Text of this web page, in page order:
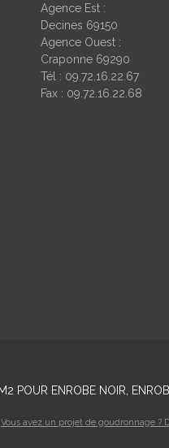
Agence Est :
Decines 69150
Agence Ouest :
Craponne 69290
Tél : 09.72.16.22.67
Fax : 09.72.16.22.68
POUR ENROBE NOIR,
Vous avez un projet de goudronnage ?